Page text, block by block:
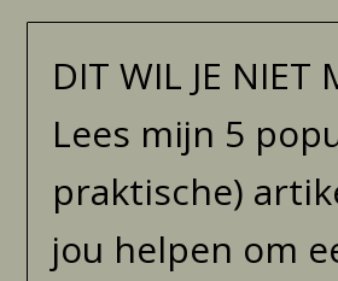
DIT WIL JE NIET
Lees mijn 5
praktische)
jou helpen om